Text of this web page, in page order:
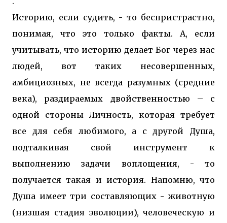
Историю, если судить, - то беспристрастно,
понимая, что это только факты. А, если
учитывать, что историю делает Бог через нас
людей, вот таких несовершенных,
амбициозных, не всегда разумных (средние
века), раздираемых двойственностью – с
одной стороны Личность, которая требует
все для себя любимого, а с другой Душа,
подталкивая свой инструмент к
выполнению задачи воплощения, - то
получается такая и история. Напомню, что
Душа имеет три составляющих - животную
(низшая стадия эволюции), человеческую и